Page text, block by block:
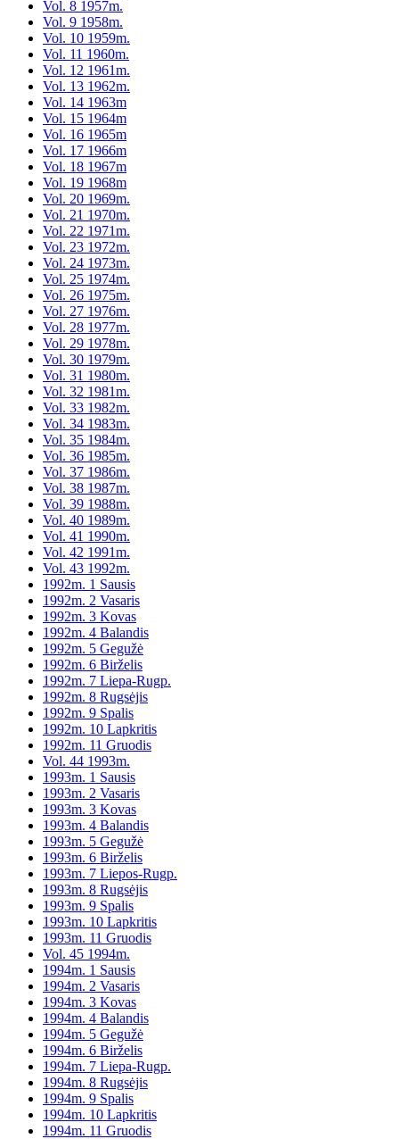
Vol. 8 1957m.
Vol. 9 1958m.
Vol. 10 1959m.
Vol. 11 1960m.
Vol. 12 1961m.
Vol. 13 1962m.
Vol. 14 1963m
Vol. 15 1964m
Vol. 16 1965m
Vol. 17 1966m
Vol. 18 1967m
Vol. 19 1968m
Vol. 20 1969m.
Vol. 21 1970m.
Vol. 22 1971m.
Vol. 23 1972m.
Vol. 24 1973m.
Vol. 25 1974m.
Vol. 26 1975m.
Vol. 27 1976m.
Vol. 28 1977m.
Vol. 29 1978m.
Vol. 30 1979m.
Vol. 31 1980m.
Vol. 32 1981m.
Vol. 33 1982m.
Vol. 34 1983m.
Vol. 35 1984m.
Vol. 36 1985m.
Vol. 37 1986m.
Vol. 38 1987m.
Vol. 39 1988m.
Vol. 40 1989m.
Vol. 41 1990m.
Vol. 42 1991m.
Vol. 43 1992m.
1992m. 1 Sausis
1992m. 2 Vasaris
1992m. 3 Kovas
1992m. 4 Balandis
1992m. 5 Gegužė
1992m. 6 Birželis
1992m. 7 Liepa-Rugp.
1992m. 8 Rugsėjis
1992m. 9 Spalis
1992m. 10 Lapkritis
1992m. 11 Gruodis
Vol. 44 1993m.
1993m. 1 Sausis
1993m. 2 Vasaris
1993m. 3 Kovas
1993m. 4 Balandis
1993m. 5 Gegužė
1993m. 6 Birželis
1993m. 7 Liepos-Rugp.
1993m. 8 Rugsėjis
1993m. 9 Spalis
1993m. 10 Lapkritis
1993m. 11 Gruodis
Vol. 45 1994m.
1994m. 1 Sausis
1994m. 2 Vasaris
1994m. 3 Kovas
1994m. 4 Balandis
1994m. 5 Gegužė
1994m. 6 Birželis
1994m. 7 Liepa-Rugp.
1994m. 8 Rugsėjis
1994m. 9 Spalis
1994m. 10 Lapkritis
1994m. 11 Gruodis